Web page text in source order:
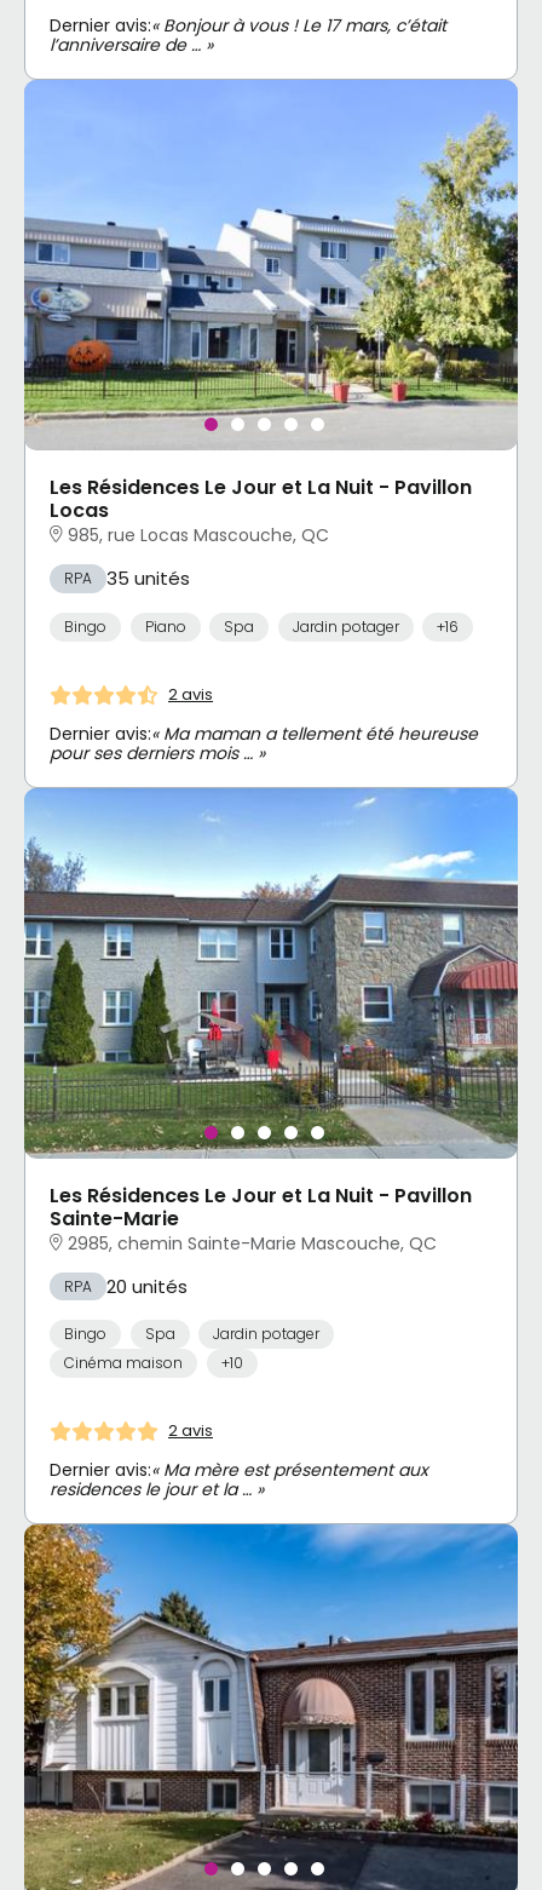
Dernier avis:« Bonjour à vous ! Le 17 mars, c’était
l’anniversaire de … »
Les Résidences Le Jour et La Nuit - Pavillon
Locas
985, rue Locas Mascouche, QC
RPA 35 unités
Bingo Piano Spa Jardin potager +16
2 avis
Dernier avis:« Ma maman a tellement été heureuse
pour ses derniers mois … »
Les Résidences Le Jour et La Nuit - Pavillon
Sainte-Marie
2985, chemin Sainte-Marie Mascouche, QC
RPA 20 unités
Bingo Spa
Jardin potager
Cinéma maison
+10
2 avis
Dernier avis:« Ma mère est présentement aux
residences le jour et la … »